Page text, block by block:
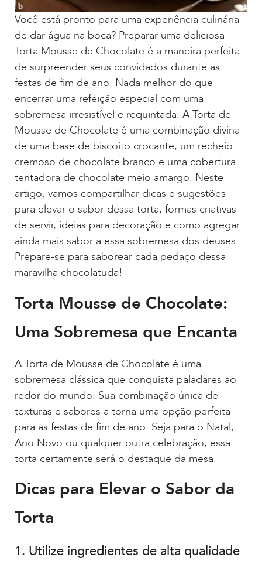
Você está pronto para uma experiência culinária
de dar água na boca? Preparar uma deliciosa
Torta Mousse de Chocolate é a maneira perfeita
de surpreender seus convidados durante as
festas de fim de ano. Nada melhor do que
encerrar uma refeição especial com uma
sobremesa irresistível e requintada. A Torta de
Mousse de Chocolate é uma combinação divina
de uma base de biscoito crocante, um recheio
cremoso de chocolate branco e uma cobertura
tentadora de chocolate meio amargo. Neste
artigo, vamos compartilhar dicas e sugestões
para elevar o sabor dessa torta, formas criativas
de servir, ideias para decoração e como agregar
ainda mais sabor a essa sobremesa dos deuses.
Prepare-se para saborear cada pedaço dessa
maravilha chocolatuda!
Torta Mousse de Chocolate:
Uma Sobremesa que Encanta
A Torta de Mousse de Chocolate é uma
sobremesa clássica que conquista paladares ao
redor do mundo. Sua combinação única de
texturas e sabores a torna uma opção perfeita
para as festas de fim de ano. Seja para o Natal,
Ano Novo ou qualquer outra celebração, essa
torta certamente será o destaque da mesa.
Dicas para Elevar o Sabor da
Torta
1. Utilize ingredientes de alta qualidade